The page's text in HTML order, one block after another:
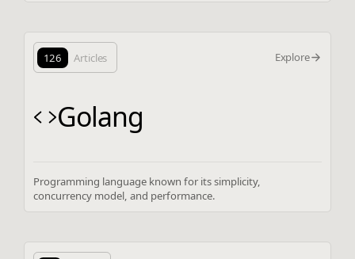
126 Articles Explore
Golang
Programming language known for its simplicity,
concurrency model, and performance.